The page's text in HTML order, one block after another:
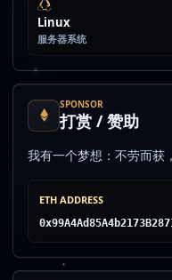
Linux
服务器系统
SPONSOR
打赏 / 赞助
我有一个梦想：不劳而获
ETH ADDRESS